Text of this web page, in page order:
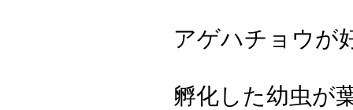
アゲハチョウが
孵化した幼虫が